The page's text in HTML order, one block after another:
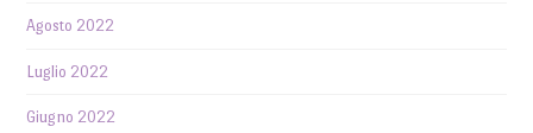
Agosto 2022
Luglio 2022
Giugno 2022